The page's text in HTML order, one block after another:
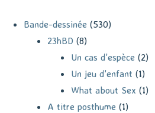
Bande-dessinée (530)
23hBD (8)
Un cas d'espèce (2)
Un jeu d'enfant (1)
What about Sex (1)
A titre posthume (1)